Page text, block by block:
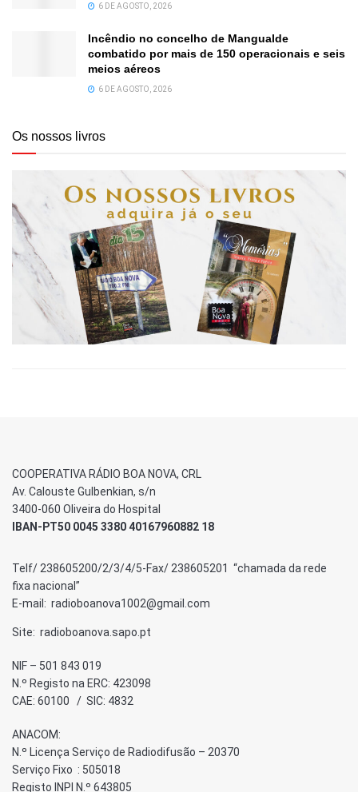
6 DE AGOSTO, 2026
Incêndio no concelho de Mangualde
combatido por mais de 150 operacionais e seis
meios aéreos
6 DE AGOSTO, 2026
Os nossos livros
COOPERATIVA RÁDIO BOA NOVA, CRL
Av. Calouste Gulbenkian, s/n
3400-060 Oliveira do Hospital
IBAN-PT50 0045 3380 40167960882 18
Telf/ 238605200/2/3/4/5-Fax/ 238605201 “chamada da rede
fixa nacional”
E-mail: radioboanova1002@gmail.com
Site: radioboanova.sapo.pt
NIF – 501 843 019
N.º Registo na ERC: 423098
CAE: 60100 / SIC: 4832
ANACOM:
N.º Licença Serviço de Radiodifusão – 20370
Serviço Fixo : 505018
Registo INPI N.º 643805